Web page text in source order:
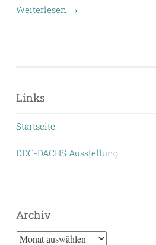
Weiterlesen →
Links
Startseite
DDC-DACHS Ausstellung
Archiv
Archiv